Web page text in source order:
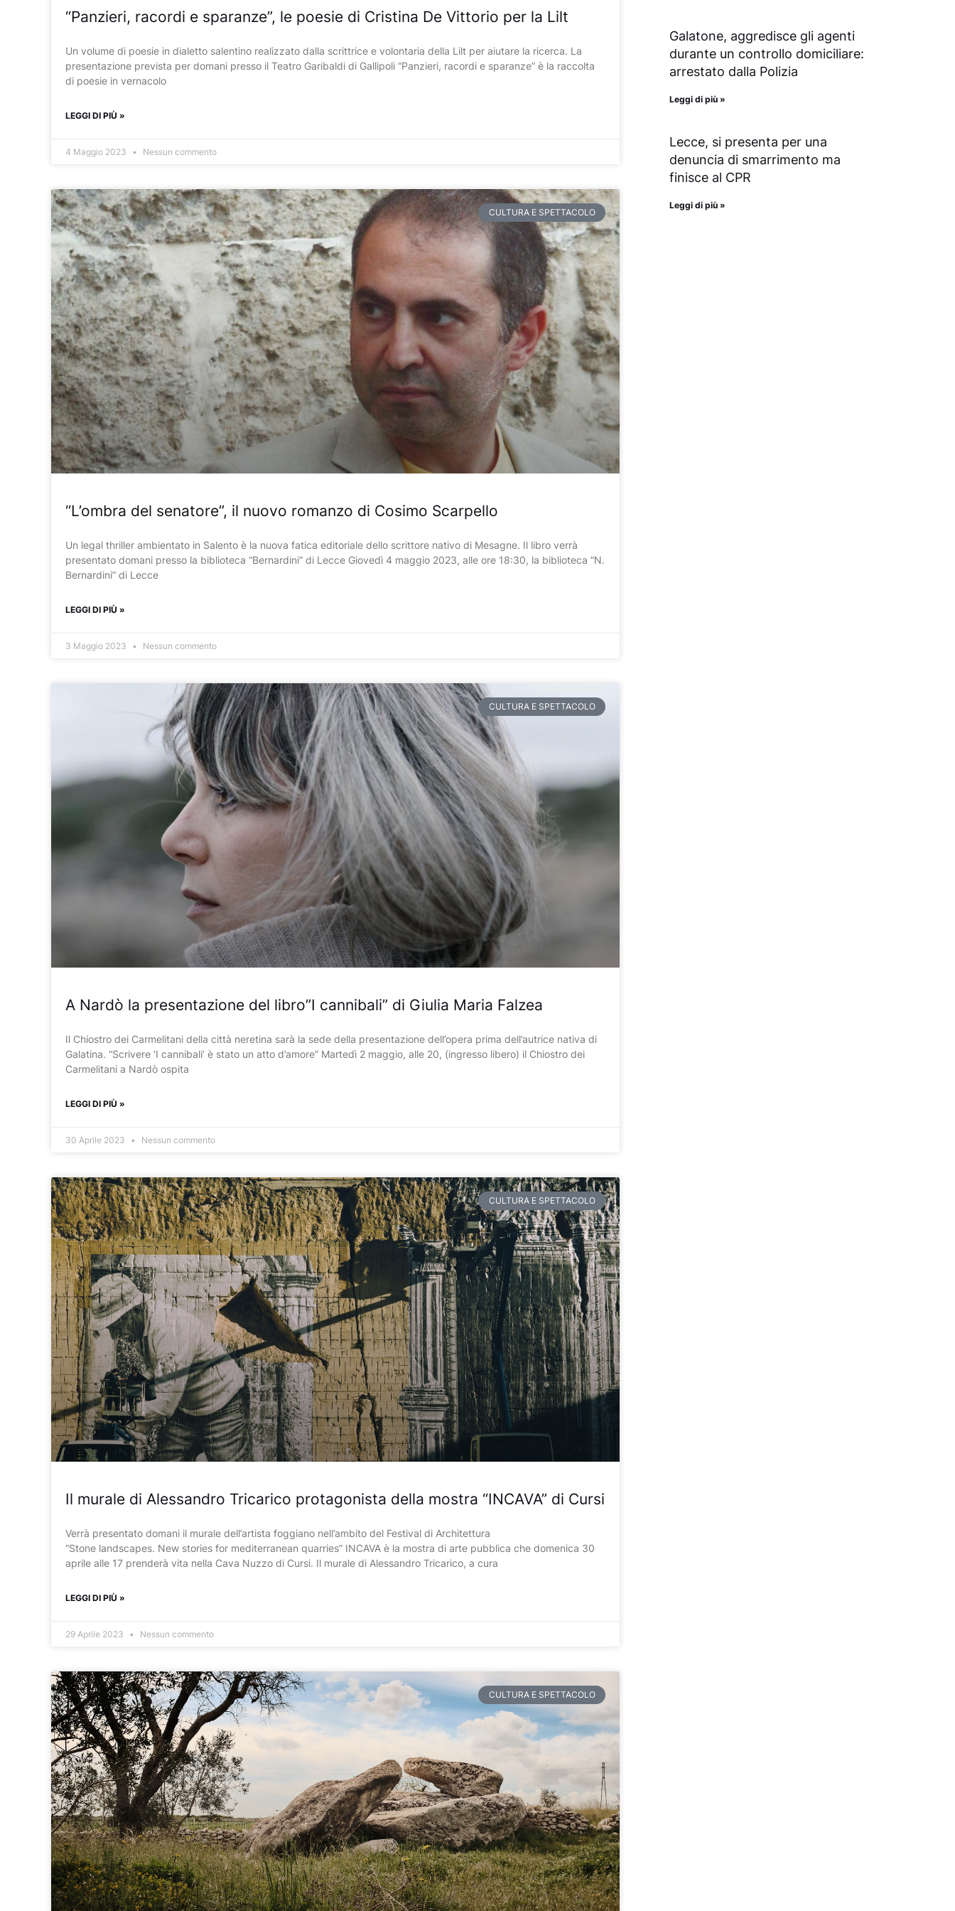
“Panzieri, racordi e sparanze”, le poesie di Cristina De Vittorio per la Lilt
Un volume di poesie in dialetto salentino realizzato dalla scrittrice e volontaria della Lilt per aiutare la ricerca. La
presentazione prevista per domani presso il Teatro Garibaldi di Gallipoli “Panzieri, racordi e sparanze” è la raccolta
di poesie in vernacolo
LEGGI DI PIÙ »
4 Maggio 2023 Nessun commento
CULTURA E SPETTACOLO
“L’ombra del senatore”, il nuovo romanzo di Cosimo Scarpello
Un legal thriller ambientato in Salento è la nuova fatica editoriale dello scrittore nativo di Mesagne. Il libro verrà
presentato domani presso la biblioteca “Bernardini” di Lecce Giovedì 4 maggio 2023, alle ore 18:30, la biblioteca “N.
Bernardini” di Lecce
LEGGI DI PIÙ »
3 Maggio 2023 Nessun commento
CULTURA E SPETTACOLO
A Nardò la presentazione del libro”I cannibali” di Giulia Maria Falzea
Il Chiostro dei Carmelitani della città neretina sarà la sede della presentazione dell’opera prima dell’autrice nativa di
Galatina. “Scrivere ‘I cannibali’ è stato un atto d’amore” Martedì 2 maggio, alle 20, (ingresso libero) il Chiostro dei
Carmelitani a Nardò ospita
LEGGI DI PIÙ »
30 Aprile 2023 Nessun commento
CULTURA E SPETTACOLO
Il murale di Alessandro Tricarico protagonista della mostra “INCAVA” di Cursi
Verrà presentato domani il murale dell’artista foggiano nell’ambito del Festival di Architettura
“Stone landscapes. New stories for mediterranean quarries” INCAVA è la mostra di arte pubblica che domenica 30
aprile alle 17 prenderà vita nella Cava Nuzzo di Cursi. Il murale di Alessandro Tricarico, a cura
LEGGI DI PIÙ »
29 Aprile 2023 Nessun commento
CULTURA E SPETTACOLO
Galatone, aggredisce gli agenti
durante un controllo domiciliare:
arrestato dalla Polizia
Leggi di più »
Lecce, si presenta per una
denuncia di smarrimento ma
finisce al CPR
Leggi di più »